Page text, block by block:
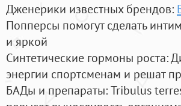
Дженерики известных брендов:
Попперсы помогут сделать
и яркой
Синтетические гормоны роста:
энергии спортсменам и решат
БАДы и препараты:Tribulus